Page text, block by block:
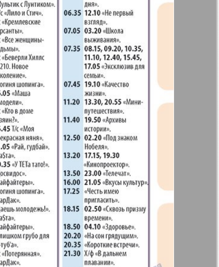
65
71
77
83
Wadim
Дом и семья
газета
Еврейская
панорама
Жизнь женщины
Идеальная фирма
Катюша
Крот в Германии